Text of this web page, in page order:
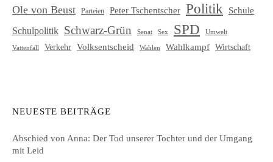
Ole von Beust Parteien Peter Tschentscher Politik
Schule
Schulpolitik Schwarz-Grün Senat Sex SPD Umwelt
Vattenfall Verkehr Volksentscheid Wahlen Wahlkampf Wirtschaft
NEUESTE BEITRÄGE
Abschied von Anna: Der Tod unserer Tochter und der Umgang
mit Leid